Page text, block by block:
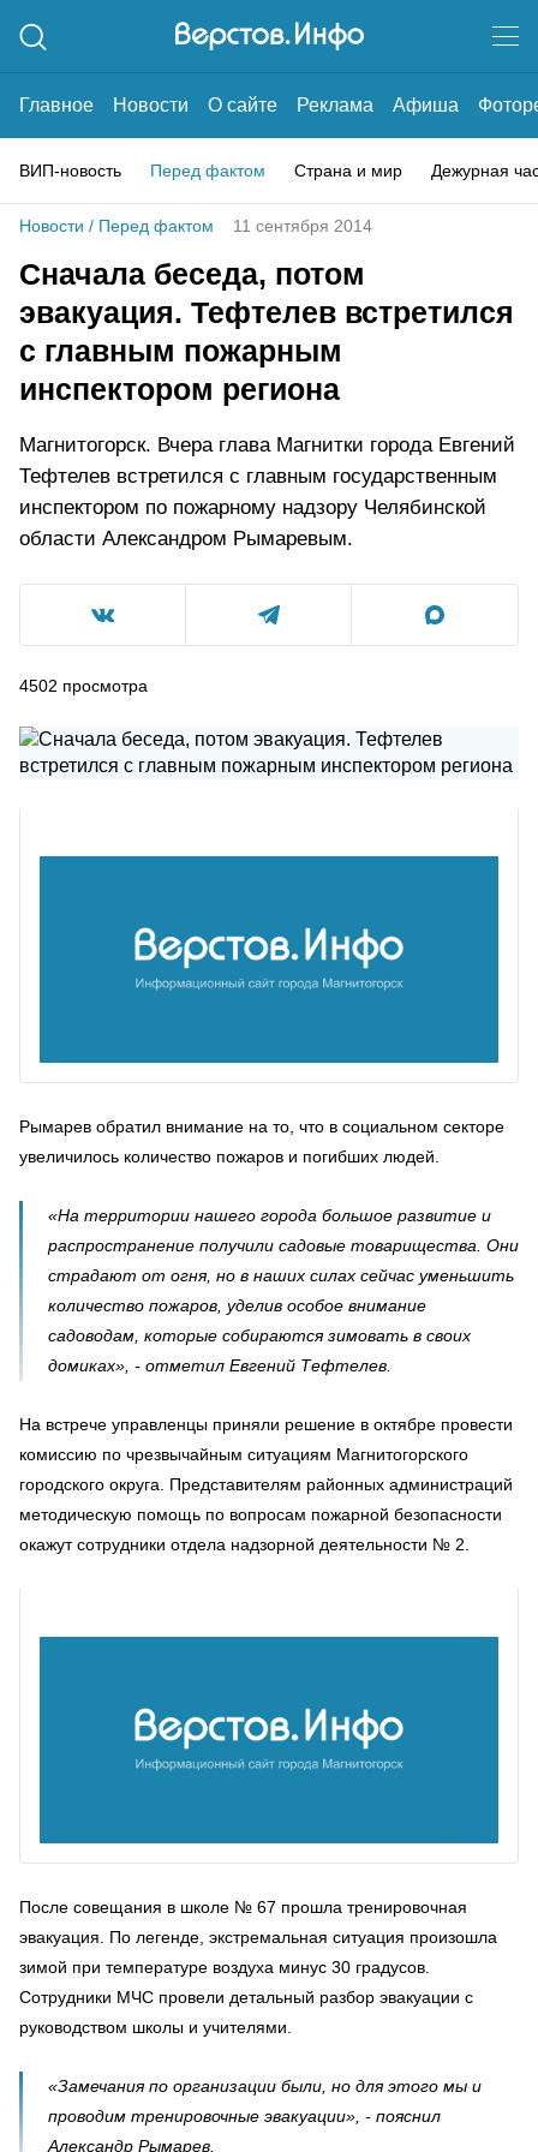
Главное Новости О сайте Реклама Афиша
ВИП-новость Перед фактом Страна и мир Дежурная
Новости / Перед фактом 11 сентября 2014
Сначала беседа, потом
эвакуация. Тефтелев встретился
с главным пожарным
инспектором региона
Магнитогорск. Вчера глава Магнитки города Евгений
Тефтелев встретился с главным государственным
инспектором по пожарному надзору Челябинской
области Александром Рымаревым.
4502 просмотра
Рымарев обратил внимание на то, что в социальном секторе
увеличилось количество пожаров и погибших людей.
«На территории нашего города большое развитие и
распространение получили садовые товарищества. Они
страдают от огня, но в наших силах сейчас уменьшить
количество пожаров, уделив особое внимание
садоводам, которые собираются зимовать в своих
домиках», - отметил Евгений Тефтелев.
На встрече управленцы приняли решение в октябре провести
комиссию по чрезвычайным ситуациям Магнитогорского
городского округа. Представителям районных администраций
методическую помощь по вопросам пожарной безопасности
окажут сотрудники отдела надзорной деятельности № 2.
После совещания в школе № 67 прошла тренировочная
эвакуация. По легенде, экстремальная ситуация произошла
зимой при температуре воздуха минус 30 градусов.
Сотрудники МЧС провели детальный разбор эвакуации с
руководством школы и учителями.
«Замечания по организации были, но для этого мы и
проводим тренировочные эвакуации», - пояснил
Александр Рымарев.